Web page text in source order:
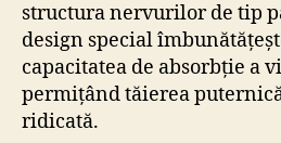
structura nervurilor de tip
design special
capacitatea de absorbție a
permițând tăierea
ridicată.